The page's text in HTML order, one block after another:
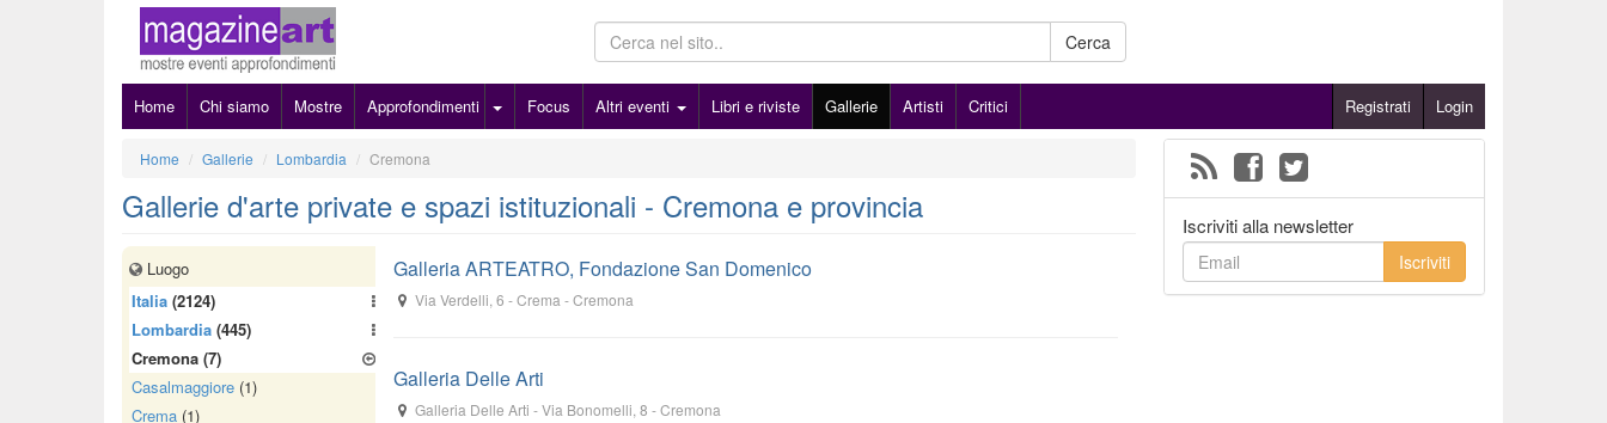
Cerca
Home Chi siamo Mostre Approfondimenti Focus Altri eventi Libri e riviste Gallerie Artisti Critici Registrati Login
Home Gallerie Lombardia Cremona
Gallerie d'arte private e spazi istituzionali - Cremona e provincia
Luogo
Italia (2124)
Lombardia (445)
Cremona (7)
Casalmaggiore (1)
Crema (1)
Galleria ARTEATRO, Fondazione San Domenico
Via Verdelli, 6 -Crema - Cremona
Galleria Delle Arti
Galleria Delle Arti -Via Bonomelli, 8 -Cremona
Iscriviti alla newsletter
Iscriviti